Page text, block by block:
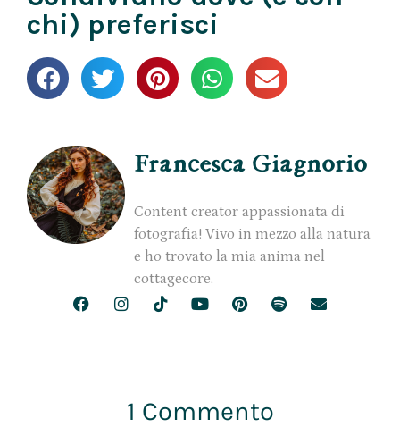
chi) preferisci
Francesca Giagnorio
Content creator appassionata di
fotografia! Vivo in mezzo alla natura
e ho trovato la mia anima nel
cottagecore.
1 Commento